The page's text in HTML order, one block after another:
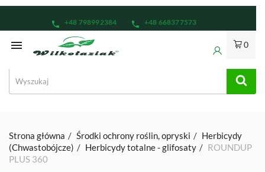
phone +48 798992384 phone +48 668377573
 0
Strona główna Środki ochrony roślin, opryski
Herbicydy
(Chwastobójcze)
Herbicydy totalne - glifosaty
ROUNDUP
PLUS 360